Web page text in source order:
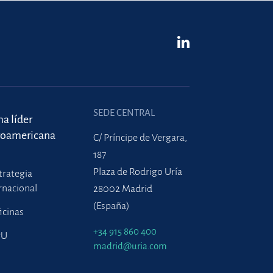
líder
SEDE CENTRAL
C/ Príncipe de Vergara,
187
Plaza de Rodrigo Uría
28002 Madrid
(España)
+34 915 860 400
madrid@uria.com